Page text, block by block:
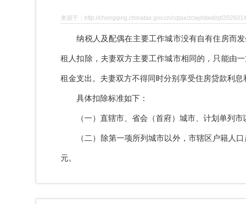
来源于：http://chongqing.chinatax.gov.cn/cqtax/zcwj/rdwd/qt/
纳税人及配偶在主要工作城市没有自有住房而发
租人扣除，夫妻双方主要工作城市相同的，只能由
租金支出。夫妻双方不得同时分别享受住房贷款利息
具体扣除标准如下：
（一）直辖市、省会（首府）城市、计划单列市
（二）除第一项所列城市以外，市辖区户籍人口
元。